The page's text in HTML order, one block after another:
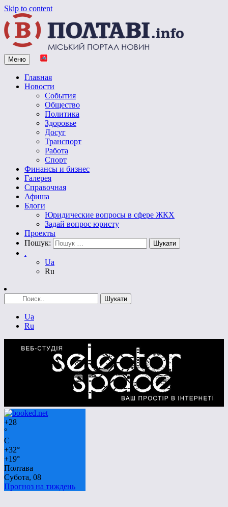
Skip to content
Vpoltave.info
Полтавский портал новостей
Меню
Главная
Новости
События
Общество
Политика
Здоровье
Досуг
Транспорт
Работа
Спорт
Финансы и бизнес
Галерея
Справочная
Афиша
Блоги
Юридические вопросы в сфере ЖКХ
Задай вопрос юристу
Проекты
Пошук:
.
Ua
Ru
Ua
Ru
+28
°
C
+32°
+19°
Полтава
Субота, 08
Прогноз на тиждень